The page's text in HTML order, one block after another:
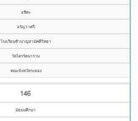
อชิตะ
อรัญวาศรี
โรงเรียนชำนาญสามัคคีวิทยา
วัดไตรรัตนาราม
คณะจังหวัดระยอง
146
มัธยมศึกษา